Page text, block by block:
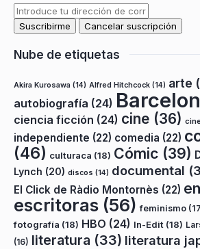
Nube de etiquetas
Akira Kurosawa (14) Alfred Hitchcock (14) arte
autobiografía (24)
ciencia ficción (24) cine (36)
independiente (22) comedia (22)
(46) culturaca (18) Cómic (39)
Lynch (20) discos (14) documental
El Click de Ràdio Montornès (22)
escritoras (56) feminismo
fotografía (18) HBO (24) In-Edit (18)
(16) literatura (33) literatura